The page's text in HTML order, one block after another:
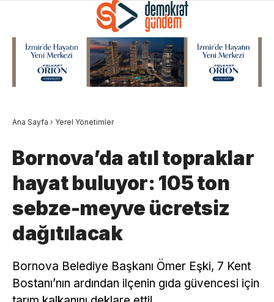
Ana Sayfa › Yerel Yönetimler
Bornova’da atıl topraklar
hayat buluyor: 105 ton
sebze-meyve ücretsiz
dağıtılacak
Bornova Belediye Başkanı Ömer Eşki, 7 Kent
Bostanı’nın ardından ilçenin gıda güvencesi için